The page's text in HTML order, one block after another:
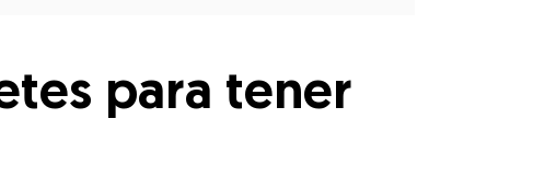
para tener